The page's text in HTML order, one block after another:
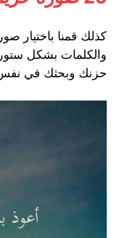
كذلك قمنا باختيار
والكلمات بشكل
حزنك وبحثك في